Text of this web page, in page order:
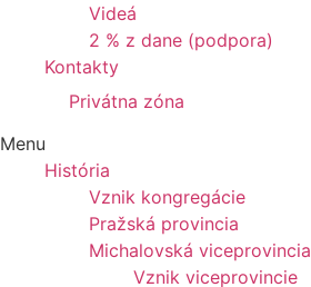
Videá
2 % z dane (podpora)
Kontakty
Privátna zóna
Menu
História
Vznik kongregácie
Pražská provincia
Michalovská viceprovincia
Vznik viceprovincie